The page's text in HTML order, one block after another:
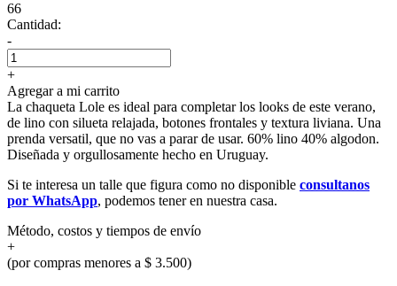
66
Cantidad:
-
+
Agregar a mi carrito
La chaqueta Lole es ideal para completar los looks de este verano,
de lino con silueta relajada, botones frontales y textura liviana. Una
prenda versatil, que no vas a parar de usar. 60% lino 40% algodon.
Diseñada y orgullosamente hecho en Uruguay.
Si te interesa un talle que figura como no disponible consultanos
por WhatsApp, podemos tener en nuestra casa.
Método, costos y tiempos de envío
+
(por compras menores a $ 3.500)